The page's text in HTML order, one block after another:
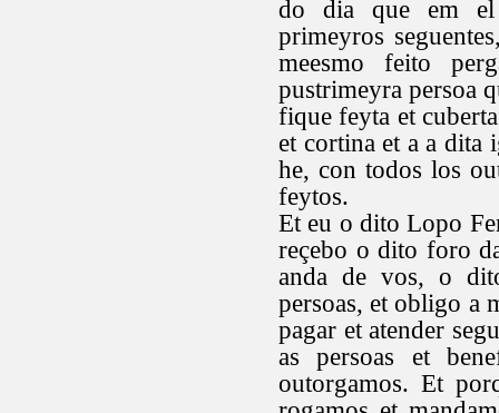
do dia que em el
primeyros
meesmo feito
pustrimeyra persoa
fique feyta et
et cortina et a a dita
he, con todos los
feytos.
Et eu o dito Lopo
reçebo o dito foro
anda de vos, o
persoas, et obligo a
pagar et atender
as persoas et
outorgamos. Et